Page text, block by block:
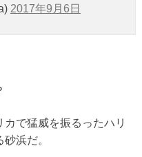
2017年9月6日
で猛威を振るったハリ
浜だ。